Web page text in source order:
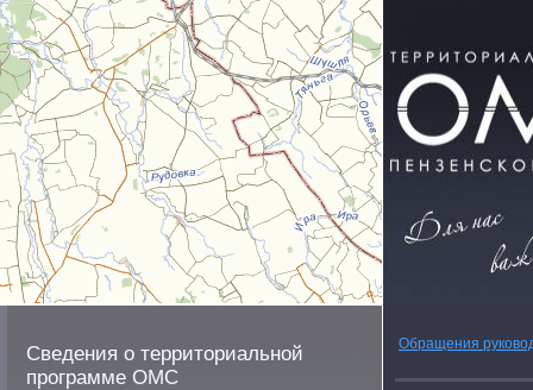
Сведения о территориальной
программе ОМС
Обращения